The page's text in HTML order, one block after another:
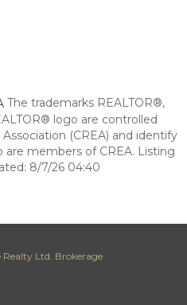
The trademarks REALTOR®,
logo are controlled
(CREA) and identify
are members of CREA. Listing
8/7/26 04:40
Realty Ltd. Brokerage